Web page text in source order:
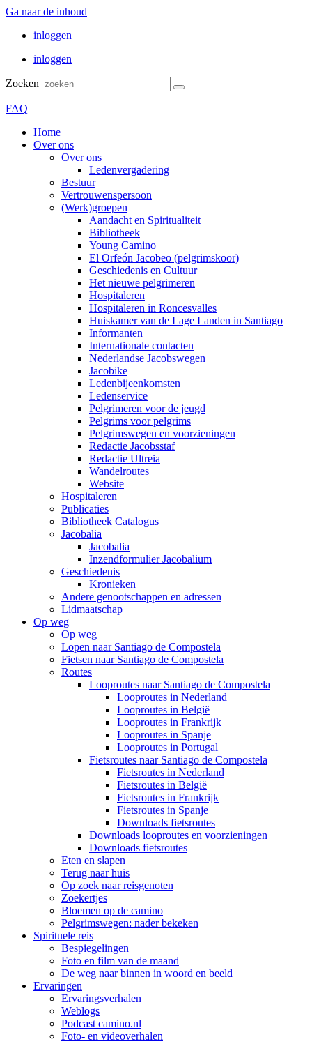
Ga naar de inhoud
inloggen
inloggen
Zoeken
FAQ
Home
Over ons
Over ons
Ledenvergadering
Bestuur
Vertrouwenspersoon
(Werk)groepen
Aandacht en Spiritualiteit
Bibliotheek
Young Camino
El Orfeón Jacobeo (pelgrimskoor)
Geschiedenis en Cultuur
Het nieuwe pelgrimeren
Hospitaleren
Hospitaleren in Roncesvalles
Huiskamer van de Lage Landen in Santiago
Informanten
Internationale contacten
Nederlandse Jacobswegen
Jacobike
Ledenbijeenkomsten
Ledenservice
Pelgrimeren voor de jeugd
Pelgrims voor pelgrims
Pelgrimswegen en voorzieningen
Redactie Jacobsstaf
Redactie Ultreia
Wandelroutes
Website
Hospitaleren
Publicaties
Bibliotheek Catalogus
Jacobalia
Jacobalia
Inzendformulier Jacobalium
Geschiedenis
Kronieken
Andere genootschappen en adressen
Lidmaatschap
Op weg
Op weg
Lopen naar Santiago de Compostela
Fietsen naar Santiago de Compostela
Routes
Looproutes naar Santiago de Compostela
Looproutes in Nederland
Looproutes in België
Looproutes in Frankrijk
Looproutes in Spanje
Looproutes in Portugal
Fietsroutes naar Santiago de Compostela
Fietsroutes in Nederland
Fietsroutes in België
Fietsroutes in Frankrijk
Fietsroutes in Spanje
Downloads fietsroutes
Downloads looproutes en voorzieningen
Downloads fietsroutes
Eten en slapen
Terug naar huis
Op zoek naar reisgenoten
Zoekertjes
Bloemen op de camino
Pelgrimswegen: nader bekeken
Spirituele reis
Bespiegelingen
Foto en film van de maand
De weg naar binnen in woord en beeld
Ervaringen
Ervaringsverhalen
Weblogs
Podcast camino.nl
Foto- en videoverhalen